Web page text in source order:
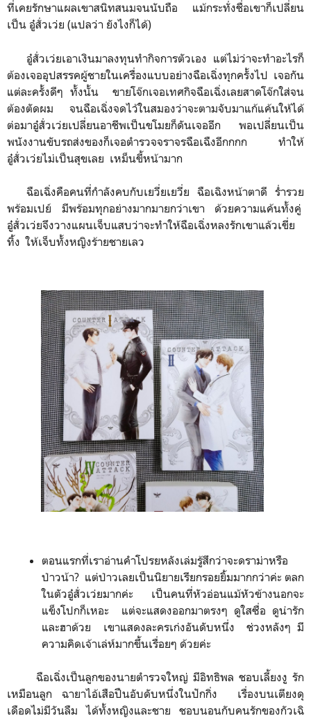
ที่เคยรักษาแผลเขา​สนิทสนมจนนับถือ​ แม้กระทั่งชื่อเขาก็เปลี่ยน​
เป็น​ อู๋สั่วเว่ย (แปลว่า ยังไงก็ได้​)​
อู๋สั่วเว่ยเอาเงินมาลงทุนทำกิจการตัวเอง​ แต่ไม่ว่าจะทำอะไรก็
ต้องเจออุปสรรคผู้ชายในเครื่องแบบอย่าง​ฉือเฉิ่งทุกครั้งไป​ เจอกัน
แต่ละครั้งดีๆ​ ทั้งนั้น​ ​ ขายโจ๊กเจอเทศกิจฉือเฉิ่งเลยสาดโจ๊กใส่​จน
ต้องตัดผม​ จนฉือเฉิ่งจดไว้ในสมองว่าจะตามจับมาแก้แค้นให้ได้​
ต่อมาอู๋สั่วเว่ยเปลี่ยนอาชีพเป็นขโมยก็ดันเจออีก​ พอเปลี่ยนเป็น
พนังงานขับรถส่งของก็เจอ​ตำรวจจราจรฉือเฉืงอีกกกก ทำให้
อู๋สั่วเว่ยไม่เป็นสุขเลย​ ​ เหม็นขี้หน้ามาก
ฉือเฉิ่งคือคนที่กำลังคบกับเยวี่ยเยวี่ย ฉือเฉิงหน้าตาดี​ ร่ำรวย
พร้อมเปย์​ มีพร้อมทุกอย่างมากมายกว่าเขา​ ด้วยความแค้นทั้งคู่​
อู๋สั่วเว่ยจึงวางแผนเจ็บแสบว่าจะทำให้ฉือเฉิ่งหลงรักเขา​แล้วเขี่ย
ทิ้ง​ ให้เจ็บทั้งหญิงร้ายชายเลว
ตอนแรกที่เราอ่านคำโปรยหลังเล่มรู้สึกว่าจะดราม่าหรือ
ป่าวน้า? แต่ป่าวเลยเป็นนิยายเรียกรอยยิ้มมากกว่าค่ะ​ ตลก
ในตัวอู๋สั่วเว่ยมากค่ะ​ เป็นคนที่หัวอ่อนแม้หัวข้างนอกจะ
แข็งโปกก็เหอะ​ แต่จะแสดงออกมาตรงๆ​ ดูใสซื่อ​ ดูน่ารัก​
และฮาด้วย​ เขาแสดงละครเก่งอันดับหนึ่ง​ ช่วงหลังๆ​ มี
ความคิดเจ้าเล่ห์​มากขึ้นเรื่อยๆ​ ​ด้วย​ค่ะ
ฉือเฉิ่ง​เป็นลูกของนายตำรวจใหญ่​ มีอิทธิพล ชอบเลี้ยงงู​ รัก
เหมือนลูก​ ฉายา​ไอ้เสือปืนอับดับหนึ่งในปักกิ่ง​ เรื่องบนเตียงดุ
เดือดไม่มีวันลืม ได้ทั้งหญิงและชาย​ ชอบนอนกับคนรักของ​กัวเฉิ